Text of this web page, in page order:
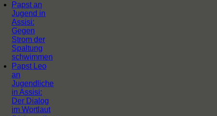
Papst an
Jugend in
Assisi:
Gegen
Strom der
Spaltung
schwimmen
Papst Leo
an
Jugendliche
in Assisi:
Der Dialog
im Wortlaut